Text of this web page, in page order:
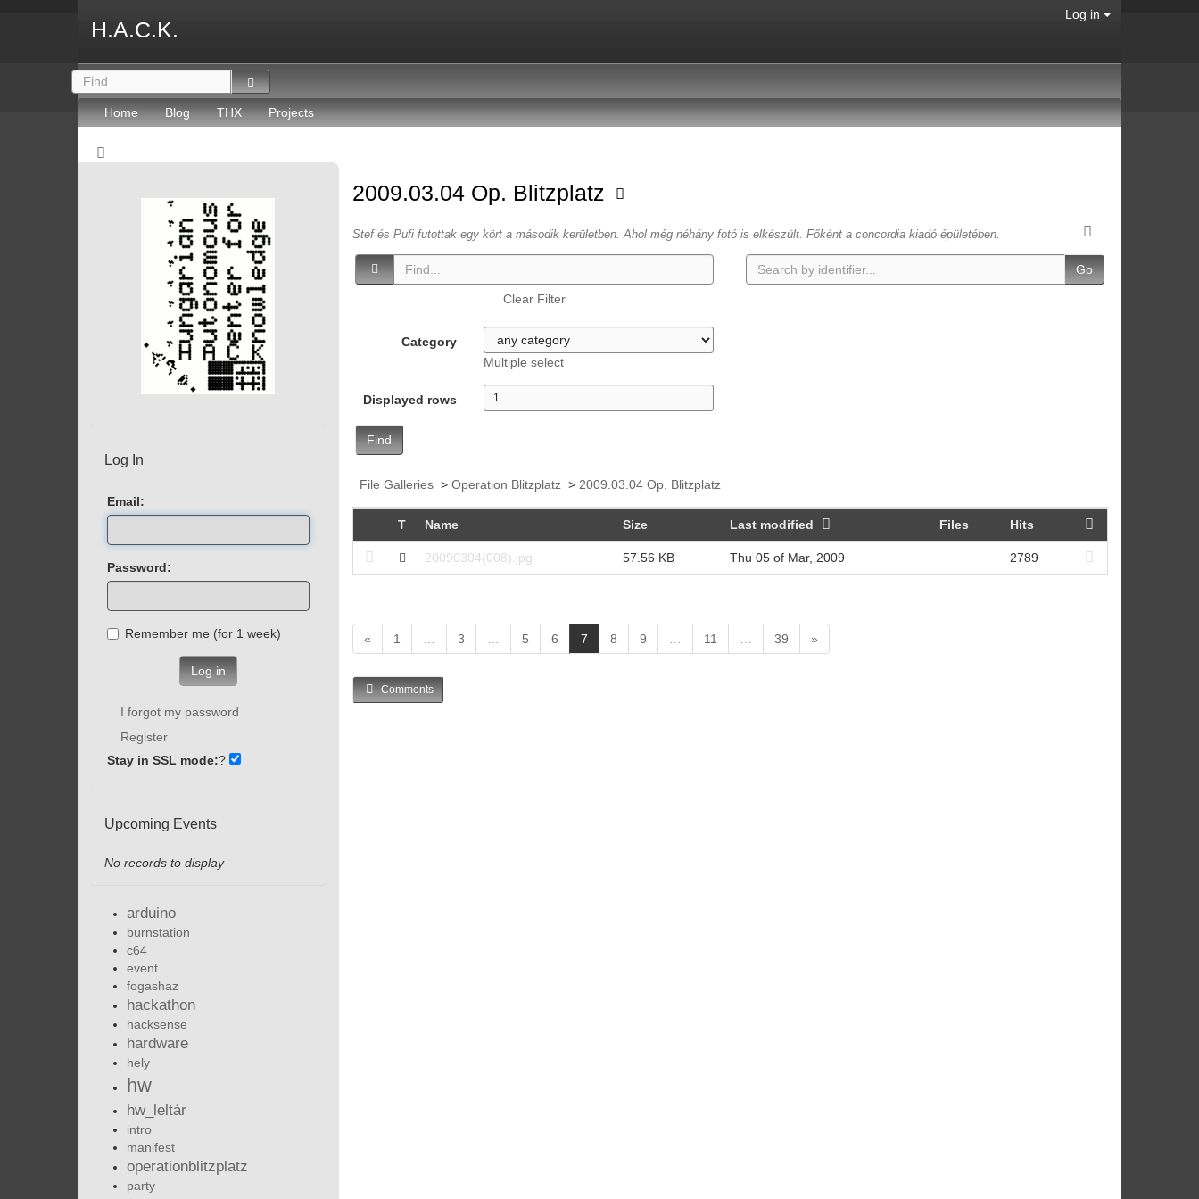
H.A.C.K.
Log in
Home Blog THX Projects
2009.03.04 Op. Blitzplatz
Stef és Pufi futottak egy kört a második kerületben. Ahol még néhány fotó is elkészült. Főként a concordia kiadó épületében.
Clear Filter
Category
Multiple select
Displayed rows
Find
Go
File Galleries> Operation Blitzplatz> 2009.03.04 Op. Blitzplatz
T Name Size Last modified Files Hits
20090304(008).jpg 57.56 KB Thu 05 of Mar, 2009 2789
« 1 3 5 6 7(
c
8 9 11 39 »
Comments
Log In
Email:
Password:
Remember me (for 1 week)
Log in
I forgot my password
Register
Stay in SSL mode:?
Upcoming Events
No records to display
arduino
burnstation
c64
event
fogashaz
hackathon
hacksense
hardware
hely
hw
hw_leltár
intro
manifest
operationblitzplatz
party